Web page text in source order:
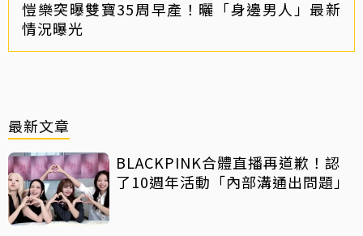
愷樂突曝雙寶35周早產！曬「身邊男人」最新
情況曝光
最新文章
BLACKPINK合體直播再道歉！認
了10週年活動「內部溝通出問題」